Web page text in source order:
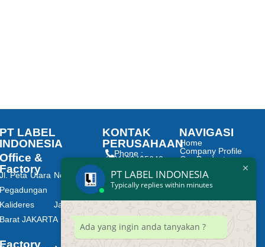
LABEL
&
Peta Utara No.99A
Jakarta
JAKARTA
KONTAK
PERUSAHAAN
Phone :
(021)29405642
0878 8132 2183
Fax : (021)
Email :
NAVIGASI
Home
Company Profile
Our Products
Download
Our Gallery
PT LABEL INDONESIA
Typically replies within minutes
Ada yang ingin anda tanyakan ?